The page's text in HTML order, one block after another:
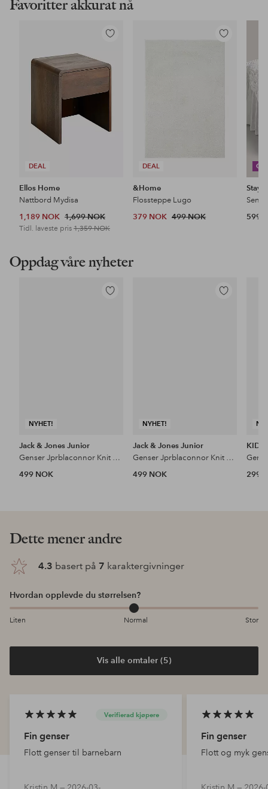
Favoritter akkurat nå
DEAL
Legg
favoritter
Ellos Home
Nattbord Mydisa
1,189 NOK 1,699 NOK
Tidl. laveste pris 1,359 NOK
DEAL
Legg
&Home
Flossteppe Lugo
379 NOK 499 NOK 599
Oppdag våre nyheter
NYHET!
Legg
Jack & Jones Junior
Genser Jprblaconnor Knit Crew Neck Jnr
499 NOK
NYHET!
Legg
Jack & Jones Junior
Genser Jprblaconnor Knit Half Zip Jnr
499 NOK
KIDS
299
Dette mener andre
4.3 basert på 7 karaktergivninger
Hvordan opplevde du størrelsen?
Liten Normal Stor
Vis alle omtaler (5)
Verifierad kjøpere
Fin genser
Flott genser til barnebarn
Fin genser
Flott og myk